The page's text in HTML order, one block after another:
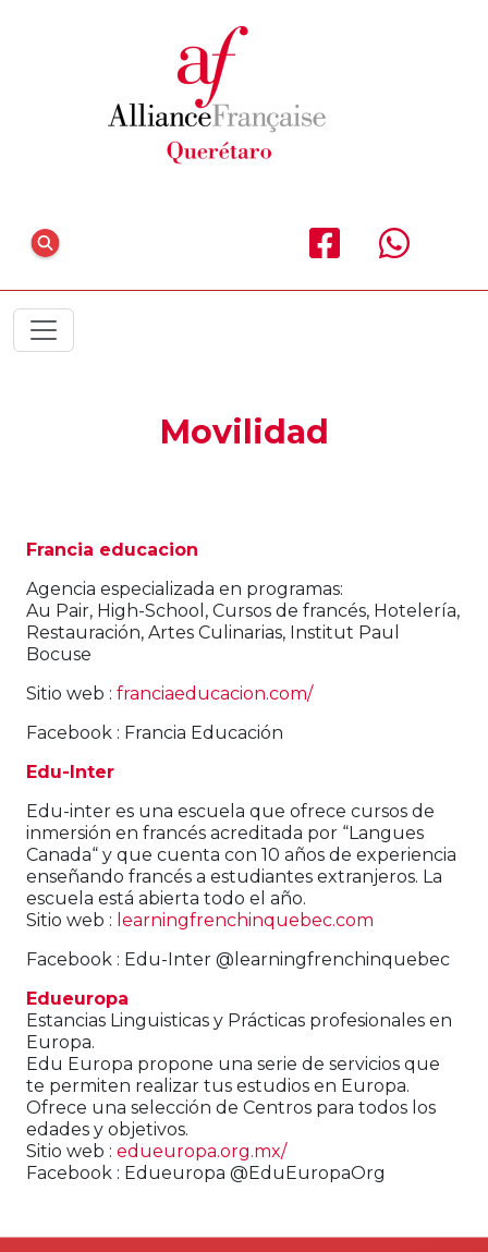
Movilidad
Francia educacion
Agencia especializada en programas:
Au Pair, High-School, Cursos de francés, Hotelería,
Restauración, Artes Culinarias, Institut Paul
Bocuse
Sitio web : franciaeducacion.com/
Facebook : Francia Educación
Edu-Inter
Edu-inter es una escuela que ofrece cursos de
inmersión en francés acreditada por “Langues
Canada“ y que cuenta con 10 años de experiencia
enseñando francés a estudiantes extranjeros. La
escuela está abierta todo el año.
Sitio web : learningfrenchinquebec.com
Facebook : Edu-Inter @learningfrenchinquebec
Edueuropa
Estancias Linguisticas y Prácticas profesionales en
Europa.
Edu Europa propone una serie de servicios que
te permiten realizar tus estudios en Europa.
Ofrece una selección de Centros para todos los
edades y objetivos.
Sitio web : edueuropa.org.mx/
Facebook : Edueuropa @EduEuropaOrg